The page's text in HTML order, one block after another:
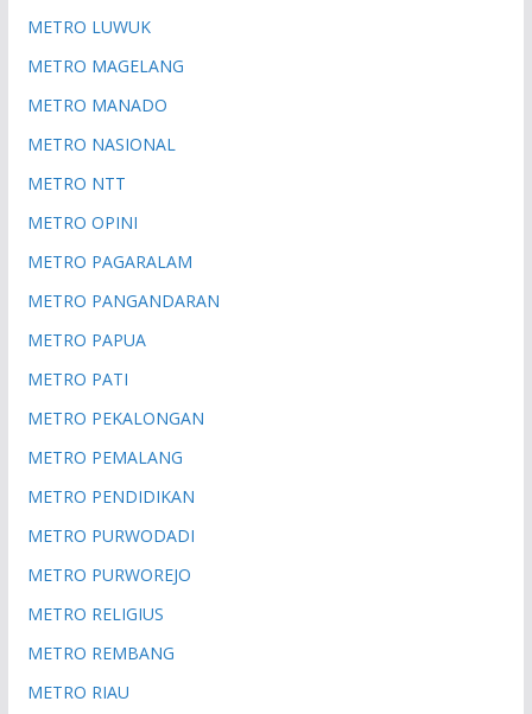
METRO LUWUK
METRO MAGELANG
METRO MANADO
METRO NASIONAL
METRO NTT
METRO OPINI
METRO PAGARALAM
METRO PANGANDARAN
METRO PAPUA
METRO PATI
METRO PEKALONGAN
METRO PEMALANG
METRO PENDIDIKAN
METRO PURWODADI
METRO PURWOREJO
METRO RELIGIUS
METRO REMBANG
METRO RIAU